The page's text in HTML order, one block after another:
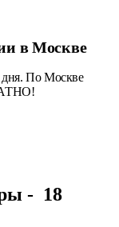
в Москве
дня. По Москве
- 18